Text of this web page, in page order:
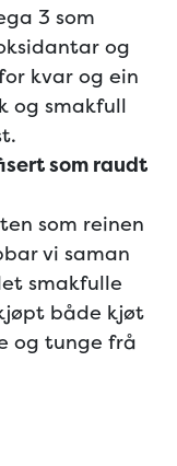
3 som
og
kvar og ein
og smakfull
som raudt
som reinen
vi saman
smakfulle
både kjøt
og tunge frå